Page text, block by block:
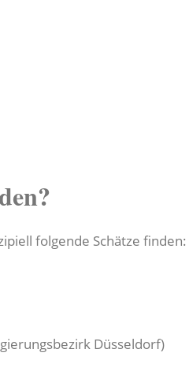
folgende Schätze finden:
Düsseldorf)